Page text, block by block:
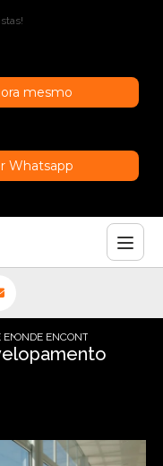
mesmo
Whatsapp
ENVELOPAMENTO
ONDE ENCONTRO LOJA DE